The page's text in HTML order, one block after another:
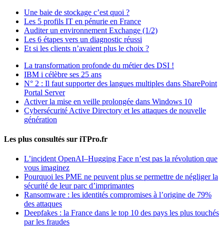
Une baie de stockage c’est quoi ?
Les 5 profils IT en pénurie en France
Auditer un environnement Exchange (1/2)
Les 6 étapes vers un diagnostic réussi
Et si les clients n’avaient plus le choix ?
La transformation profonde du métier des DSI !
IBM i célèbre ses 25 ans
N° 2 : Il faut supporter des langues multiples dans SharePoint
Portal Server
Activer la mise en veille prolongée dans Windows 10
Cybersécurité Active Directory et les attaques de nouvelle
génération
Les plus consultés sur iTPro.fr
L’incident OpenAI–Hugging Face n’est pas la révolution que
vous imaginez
Pourquoi les PME ne peuvent plus se permettre de négliger la
sécurité de leur parc d’imprimantes
Ransomware : les identités compromises à l’origine de 79%
des attaques
Deepfakes : la France dans le top 10 des pays les plus touchés
par les fraudes